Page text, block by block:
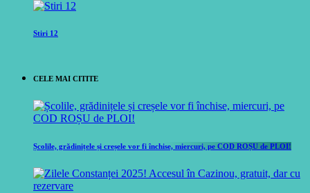
Stiri 12
CELE MAI CITITE
Școlile, grădinițele și creșele vor fi închise, miercuri, pe COD ROȘU de PLOI!